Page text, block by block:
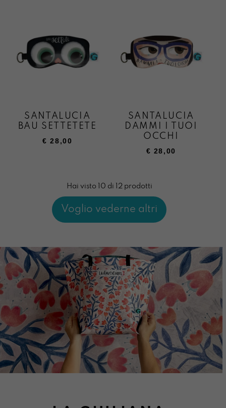
SANTALUCIA
BAU SETTETETE
€ 28,00
SANTALUCIA
DAMMI I TUOI
OCCHI
€ 28,00
Hai visto 10 di 12 prodotti
Voglio vederne altri